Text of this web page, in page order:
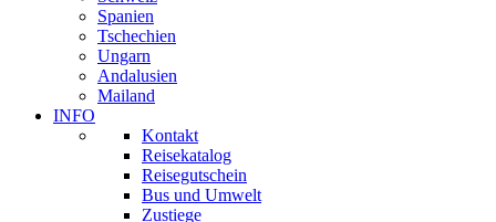
Spanien
Tschechien
Ungarn
Andalusien
Mailand
INFO
Kontakt
Reisekatalog
Reisegutschein
Bus und Umwelt
Zustiege